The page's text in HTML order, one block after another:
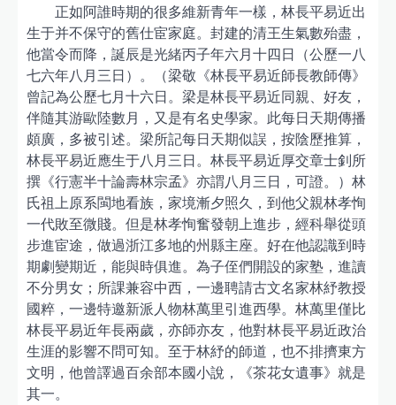
正如阿誰時期的很多維新青年一樣，林長平易近出
生于并不保守的舊仕宦家庭。封建的清王生氣數殆盡，
他當令而降，誕辰是光緒丙子年六月十四日（公歷一八
七六年八月三日）。（梁敬《林長平易近師長教師傳》
曾記為公歷七月十六日。梁是林長平易近同親、好友，
伴隨其游歐陸數月，又是有名史學家。此每日天期傳播
頗廣，多被引述。梁所記每日天期似誤，按陰歷推算，
林長平易近應生于八月三日。林長平易近厚交章士釗所
撰《行憲半十論壽林宗孟》亦謂八月三日，可證。）林
氏祖上原系閩地看族，家境漸夕照久，到他父親林孝恂
一代敗至微賤。但是林孝恂奮發朝上進步，經科舉從頭
步進宦途，做過浙江多地的州縣主座。好在他認識到時
期劇變期近，能與時俱進。為子侄們開設的家塾，進讀
不分男女；所課兼容中西，一邊聘請古文名家林紓教授
國粹，一邊特邀新派人物林萬里引進西學。林萬里僅比
林長平易近年長兩歲，亦師亦友，他對林長平易近政治
生涯的影響不問可知。至于林紓的師道，也不排擠東方
文明，他曾譯過百余部本國小說，《茶花女遺事》就是
其一。